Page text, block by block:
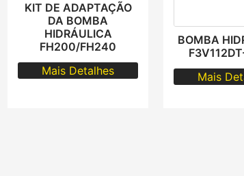
KIT DE ADAPTAÇÃO
DA BOMBA
HIDRÁULICA
FH200/FH240
Mais Detalhes
BOMBA
Mais